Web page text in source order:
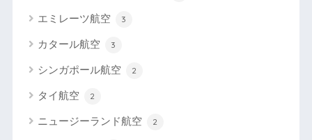
エミレーツ航空 3
カタール航空 3
シンガポール航空 2
タイ航空 2
ニュージーランド航空 2